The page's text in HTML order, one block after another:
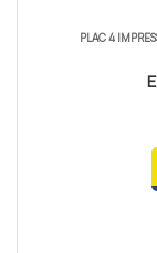
PLAC 4